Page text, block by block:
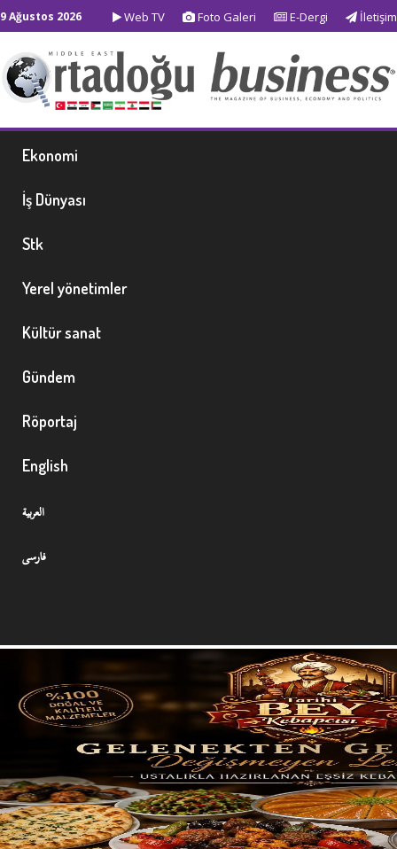
9 Ağustos 2026 Web TV Foto Galeri E-Dergi İletişim
Ekonomi
İş Dünyası
Stk
Yerel yönetimler
Kültür sanat
Gündem
Röportaj
English
العربية
فارسی